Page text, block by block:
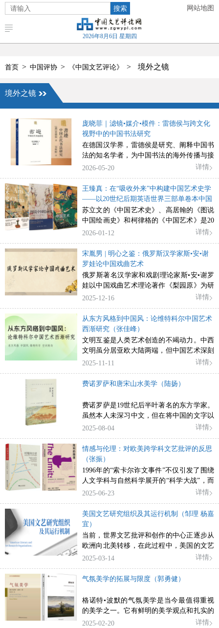
搜索 网站地图
2026年8月6日 星期四
首页 > 中国评协 > 《中国文艺评论》 > 境外之镜
境外之镜
庞晓菲｜滤镜•媒介•模件：雷德侯与跨文化
视野中的中国书法研究
在德国汉学界，雷德侯是研究、阐释中国书
法的知名学者，为中国书法的海外传播与接
受作出了卓越贡献。纵观其学术生涯，雷德
精微的实证分析，体现出全新的书法史研究
范式与方法论体系。本文重点剖析雷德侯介
入中国书法的独特视角与路径，提炼出“滤
镜”“媒介”“模件”三个关键词，系统论述他如
何以“异域之眼”审视中国书法古典传统的脉
络发展与创新机制，客观揭示其在推进中国
汉学家方法论的批判性借鉴，既能够拓展本
土学术的问题意识与研究维度，更能有效激
活中国书法史研究的理论生长点，从而促进
跨文化视域下中西方研究范式的互补与创
新。
2026-05-20 详情
王臻真：在“吸收外来”中构建中国艺术史学
——以20世纪后期英语世界三部单卷本中国
艺术通史著作为例
苏立文的《中国艺术史》、高居翰的《图说
中国绘画史》和柯律格的《中国艺术》是20
世纪后期英语世界的三部单卷本中国艺术通
果的整体界定、粗略印象和价值判断，是面
向西方大众读者的、偏通俗的学术著作。这
三位汉学家各有学术路数，但总体上都在西
方艺术史背景下展开中国艺术通史的编撰，
是温克尔曼以来艺术史学、特别是沃尔夫林
的艺术风格史学传统在中国艺术史学领域的
史观局限而忽略中国通史观传统，出现误读
和漏判，但在用西方艺术通史观置换中国艺
术通史观后，也得出了有趣的跨文化对比结
果，凸显了中国艺术在全球艺术史中的位置
和特征。今天应当在古与今、中与西的对话
和汇通中注意“吸收外来”他者，探讨中国自
主艺术史学知识体系的构建。
2026-01-12 详情
宋胤男 | 明心之鉴：俄罗斯汉学家斯•安•谢
罗娃论中国戏曲艺术
俄罗斯著名汉学家和戏剧理论家斯•安•谢罗
娃以中国戏曲艺术理论著作《梨园原》为研
究文本，以历史诗学理念为指导，通过文化
心”为要义的审美内核、以“守正”为逻辑的生
成机制、以“程式”为方法的实践路径。谢罗
娃在异质文明语境下对中国戏曲艺术的独到
见解，从方法论层面而言，是俄苏汉学传统
的文艺学方法“历史诗学”与戏剧学相结合而
产生的化学反应。谢罗娃成功将俄苏戏曲学
中心”。
2025-12-16 详情
从东方风格到中国风：论维特科尔中国艺术
西渐研究（张佳峰）
文明互鉴是人类艺术创造的不竭动力。中西
文明虽分居亚欧大陆两端，但中国艺术深刻
影响了西方艺术史的进程。从东方风格和中
东方风格，大航海时代物质文化和消费时尚
林”所叩启的西方美学现代转型，维特科尔
勾勒出中国艺术西渐的历史谱系与文化逻
辑。与此同时，维特科尔的跨文化艺术史研
究也表明空间在艺术史知识生产中的理论潜
力以及超越西方中心主义的方法论启示。
2025-11-11 详情
费诺罗萨和唐宋山水美学（陆扬）
费诺罗萨是19世纪后半叶著名的东方学家。
虽然本人未深习中文，但在将中国的文字以
及中国和日本的艺术介绍到西方世界方面，
萨以“妙想”（idea）为绘画的最高境界，认
为东方绘画优于西方绘画。他的《中日艺术
时代》是西方人撰写的第一部东亚艺术史，
以唐代和宋代山水为中国山水画的最高成
就，并以郭熙的《林泉高致》为中国画论对
于世界的最大贡献之一。费诺罗萨仰慕中西
败，可以说书写了有别于“东方主义”话语的
另一种浪漫主义东方镜像。
2025-08-04 详情
情感与伦理：对欧美跨学科文艺批评的反思
（张振）
1996年的“索卡尔诈文事件”不仅引发了围绕
人文学科与自然科学展开的“科学大战”，而
且唤起了文艺理论家对于文艺批评工作的自
对20世纪后半叶的文艺批评方法开展了重评
工作。法国理论家拉图尔，美国学术机构的
塞吉维克、菲尔斯基等后批判理论家以及斯
皮瓦克等文艺批评家分别从批评力度、情感
维度以及伦理的视角反思批评家身份和批评
方法等问题。跨学科的文艺批评在其限度上
方法和批评话语中被激活，并被赋予新的使
向，对当下中国文艺评论的理论发展有一定
启发意义。
2025-06-23 详情
美国文艺研究组织及其运行机制（邹理 杨嘉
宜）
当前，世界文艺批评和创作的中心正逐步从
欧洲向北美转移，在此过程中，美国的文艺
研究组织扮演了重要角色。本文分别对美国
的运行机制进行考察，以期为我国文艺事业
考。研究发现，美国文艺研究组织在运行过
程中不仅注重为学者和学生提供相关领域的
基础性资源与设施，还重视设立并推行具有
2025-03-14 详情
气氛美学的拓展与限度（郭勇健）
格诺特•波默的气氛美学是当今最值得重视
的美学之一。它有鲜明的美学观点和扎实的
哲学基础；它通过现象学改造面相学，为自
2025-02-20 详情